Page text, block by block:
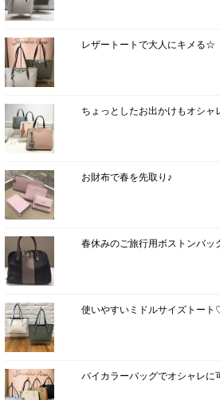
レザートートで大人にキメる☆
ちょっとしたお出かけもオシ
お財布で春を先取り♪
春休みのご旅行用ボストンバッ
使いやすいミドルサイズトー
バイカラーバッグでオシャレ